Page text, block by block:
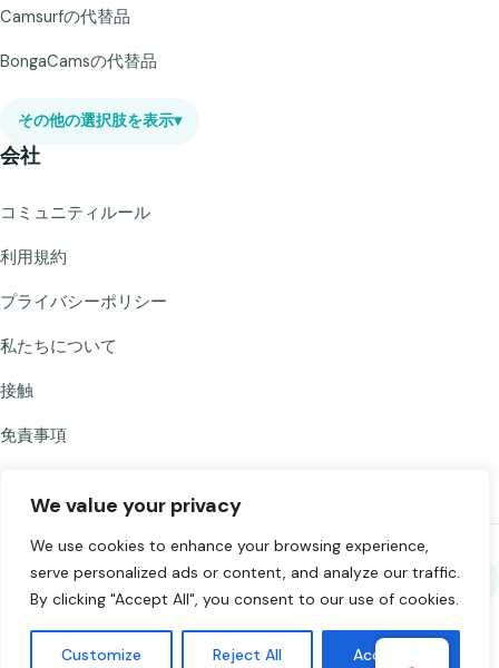
We value your privacy
We use cookies to enhance your browsing experience,
serve personalized ads or content, and analyze our traffic.
By clicking "Accept All", you consent to our use of cookies.
Customize Reject All Accept All
Camsurfの代替品
BongaCamsの代替品
その他の選択肢を表示▾
会社
コミュニティルール
利用規約
プライバシーポリシー
私たちについて
接触
免責事項
シェア Chat to Strangers
2026Chat to Strangers — 愛を込めて作りました
。責任あるチャット
をお願いします。18歳以上。.